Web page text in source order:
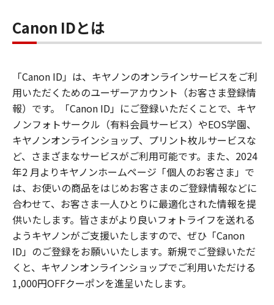
Canon IDとは
「Canon ID」は、キヤノンのオンラインサービスをご利
用いただくためのユーザーアカウント（お客さま登録情
報）です。「Canon ID」にご登録いただくことで、キヤ
ノンフォトサークル（有料会員サービス）やEOS学園、
キヤノンオンラインショップ、プリント枚ルサービスな
ど、さまざまなサービスがご利用可能です。また、2024
年2 月よりキヤノンホームページ「個人のお客さま」で
は、お使いの商品をはじめお客さまのご登録情報などに
合わせて、お客さま一人ひとりに最適化された情報を提
供いたします。皆さまがより良いフォトライフを送れる
ようキヤノンがご支援いたしますので、ぜひ「Canon
ID」のご登録をお願いいたします。新規でご登録いただ
くと、キヤノンオンラインショップでご利用いただける
1,000円OFFクーポンを進呈いたします。